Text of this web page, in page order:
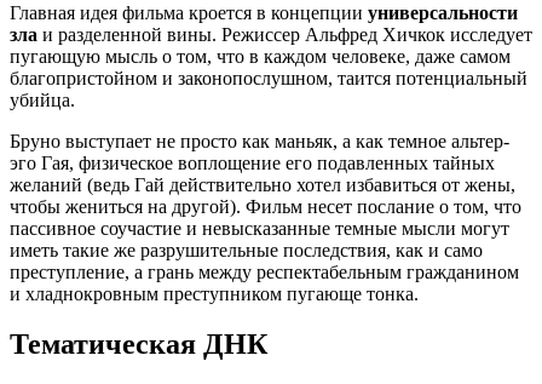
Главная идея фильма кроется в концепции универсальности
зла и разделенной вины. Режиссер Альфред Хичкок исследует
пугающую мысль о том, что в каждом человеке, даже самом
благопристойном и законопослушном, таится потенциальный
убийца.
Бруно выступает не просто как маньяк, а как темное альтер-
эго Гая, физическое воплощение его подавленных тайных
желаний (ведь Гай действительно хотел избавиться от жены,
чтобы жениться на другой). Фильм несет послание о том, что
пассивное соучастие и невысказанные темные мысли могут
иметь такие же разрушительные последствия, как и само
преступление, а грань между респектабельным гражданином
и хладнокровным преступником пугающе тонка.
Тематическая ДНК